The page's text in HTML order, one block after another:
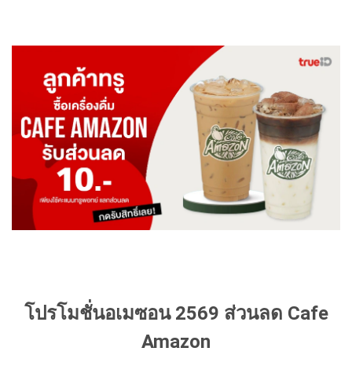
โปรโมชั่นอเมซอน 2569 ส่วนลด Cafe
Amazon